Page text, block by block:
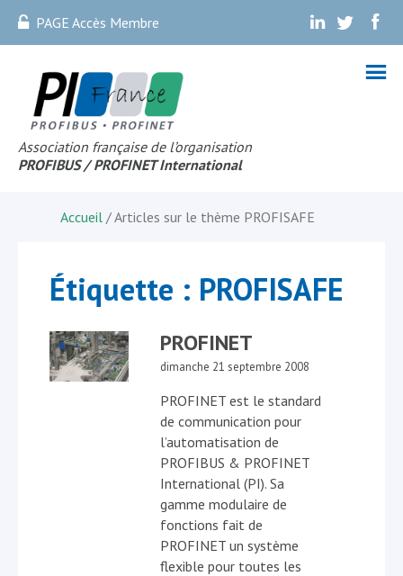
PAGE Accès Membre . . .
Association française de l’organisation
PROFIBUS / PROFINET International
Accueil / Articles sur le thème PROFISAFE
Étiquette : PROFISAFE
PROFINET
dimanche 21 septembre 2008
PROFINET est le standard
de communication pour
l’automatisation de
PROFIBUS & PROFINET
International (PI). Sa
gamme modulaire de
fonctions fait de
PROFINET un système
flexible pour toutes les